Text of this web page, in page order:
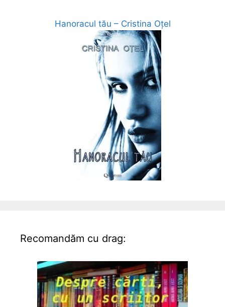
Hanoracul tău – Cristina Oțel
Recomandăm cu drag: